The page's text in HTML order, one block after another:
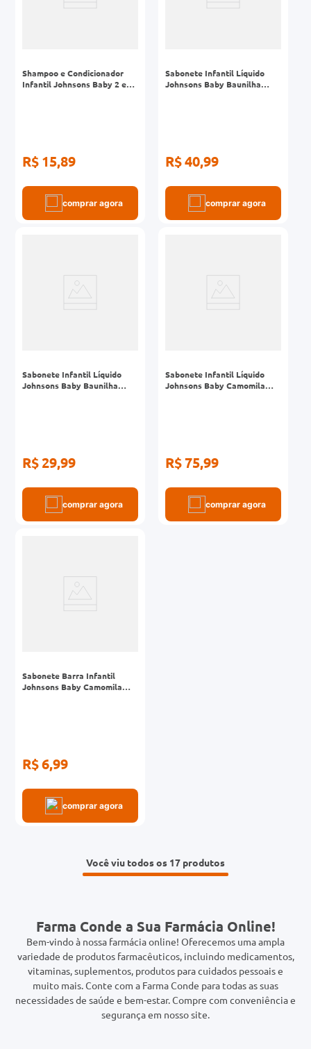
Shampoo e Condicionador
Infantil Johnsons Baby 2 em
R$ 15,89
comprar agora
Sabonete Infantil Líquido
Johnsons Baby Baunilha
R$ 40,99
comprar agora
Sabonete Infantil Líquido
Johnsons Baby Baunilha
R$ 29,99
comprar agora
Sabonete Infantil Líquido
Johnsons Baby Camomila
R$ 75,99
comprar agora
Sabonete Barra Infantil
Johnsons Baby Camomila
R$ 6,99
comprar agora
Você viu todos os 17
Farma Conde a Sua Farmácia Online!
Bem-vindo à nossa farmácia online! Oferecemos uma ampla
variedade de produtos farmacêuticos, incluindo medicamentos,
vitaminas, suplementos, produtos para cuidados pessoais e
muito mais. Conte com a Farma Conde para todas as suas
necessidades de saúde e bem-estar. Compre com conveniência e
segurança em nosso site.